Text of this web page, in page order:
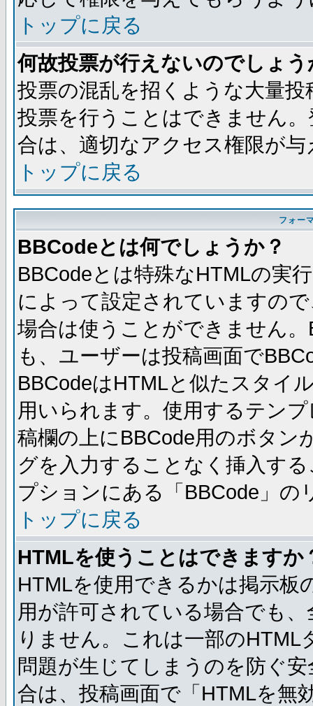
トップに戻る
何故投票が行えないのでしょう
投票の混乱を招くような大量
投票を行うことはできません
合は、適切なアクセス権限が
トップに戻る
フォー
BBCodeとは何でしょうか？
BBCodeとは特殊なHTMLの実
によって設定されていますの
場合は使うことができません
も、ユーザーは投稿画面で
BBCodeはHTMLと似たスタイ
用いられます。使用するテン
稿欄の上にBBCode用のボタン
グを入力することなく挿入す
プションにある「BBCode」
トップに戻る
HTMLを使うことはできますか
HTMLを使用できるかは掲示板
用が許可されている場合でも
りません。これは一部の
問題が生じてしまうのを防ぐ
合は、投稿画面で「HTMLを無